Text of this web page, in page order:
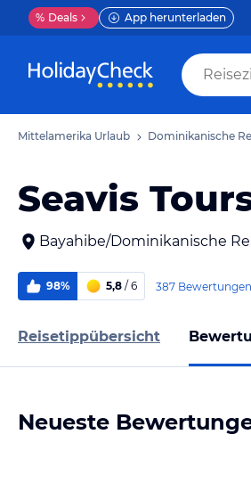
% Deals App herunterladen
Mittelamerika Urlaub Dominikanische
Seavis
Bayahibe/Dominikanische
98% 5,8 / 6 387 Bewertungen
Reisetippübersicht
Neueste